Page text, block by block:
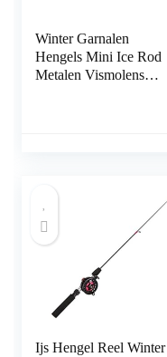
Winter Garnalen
Hengels Mini Ice Rod
Metalen Vismolens
Ijs Hengel Reel Winter